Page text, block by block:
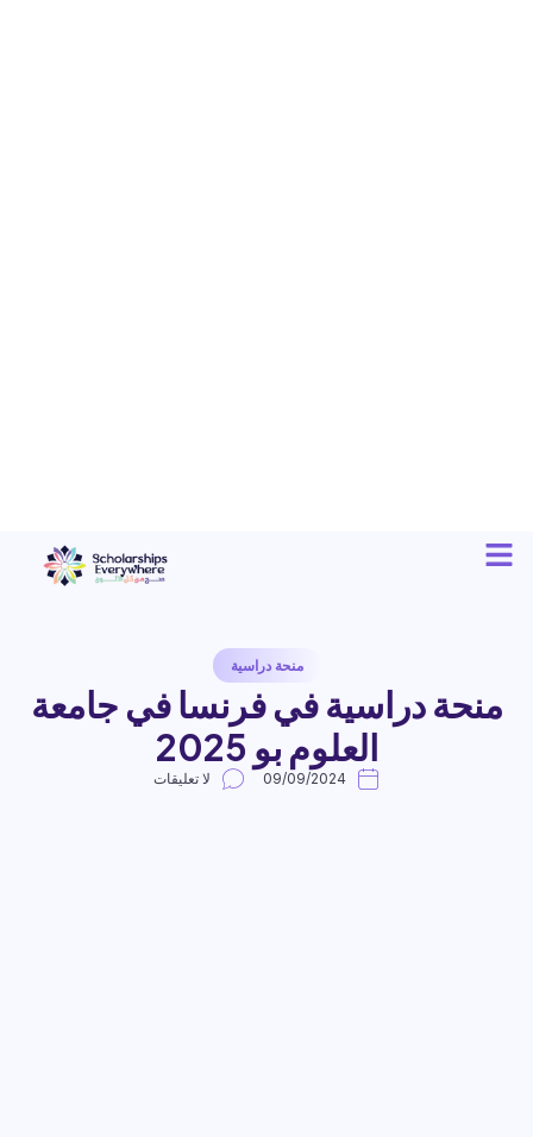
منحة دراسية
منحة دراسية في فرنسا في جامعة
العلوم بو 2025
09/09/2024 لا تعليقات